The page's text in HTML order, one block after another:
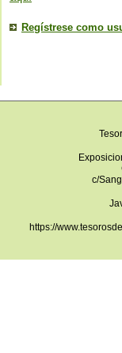
Regístrese como
c/
https://